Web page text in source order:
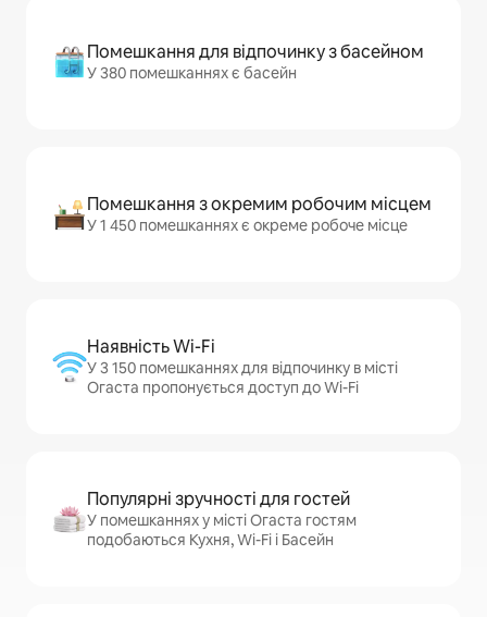
Помешкання для відпочинку з басейном
У 380 помешканнях є басейн
Помешкання з окремим робочим місцем
У 1 450 помешканнях є окреме робоче місце
Наявність Wi-Fi
У 3 150 помешканнях для відпочинку в місті
Огаста пропонується доступ до Wi-Fi
Популярні зручності для гостей
У помешканнях у місті Огаста гостям
подобаються Кухня, Wi-Fi і Басейн